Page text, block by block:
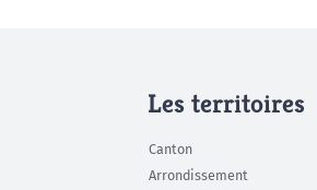
Les territoires
Canton
Arrondissement